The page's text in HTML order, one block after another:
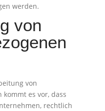
werden.
von
von
kommt es vor, dass
rechtlich